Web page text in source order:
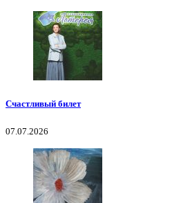
Счастливый билет
07.07.2026